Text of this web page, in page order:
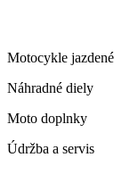
Motocykle jazdené
Náhradné diely
Moto doplnky
Údržba a servis